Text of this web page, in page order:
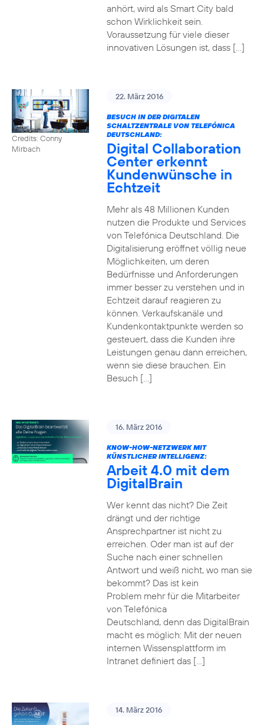
anhört, wird als Smart City bald
schon Wirklichkeit sein.
Voraussetzung für viele dieser
innovativen Lösungen ist, dass […]
Credits: Conny
Mirbach
22. März 2016
BESUCH IN DER DIGITALEN
SCHALTZENTRALE VON TELEFÓNICA
DEUTSCHLAND:
Digital Collaboration
Center erkennt
Kundenwünsche in
Echtzeit
Mehr als 48 Millionen Kunden
nutzen die Produkte und Services
von Telefónica Deutschland. Die
Digitalisierung eröffnet völlig neue
Möglichkeiten, um deren
Bedürfnisse und Anforderungen
immer besser zu verstehen und in
Echtzeit darauf reagieren zu
können. Verkaufskanäle und
Kundenkontaktpunkte werden so
gesteuert, dass die Kunden ihre
Leistungen genau dann erreichen,
wenn sie diese brauchen. Ein
Besuch […]
16. März 2016
KNOW-HOW-NETZWERK MIT
KÜNSTLICHER INTELLIGENZ:
Arbeit 4.0 mit dem
DigitalBrain
Wer kennt das nicht? Die Zeit
drängt und der richtige
Ansprechpartner ist nicht zu
erreichen. Oder man ist auf der
Suche nach einer schnellen
Antwort und weiß nicht, wo man sie
bekommt? Das ist kein
Problem mehr für die Mitarbeiter
von Telefónica
Deutschland, denn das DigitalBrain
macht es möglich: Mit der neuen
internen Wissensplattform im
Intranet definiert das […]
14. März 2016